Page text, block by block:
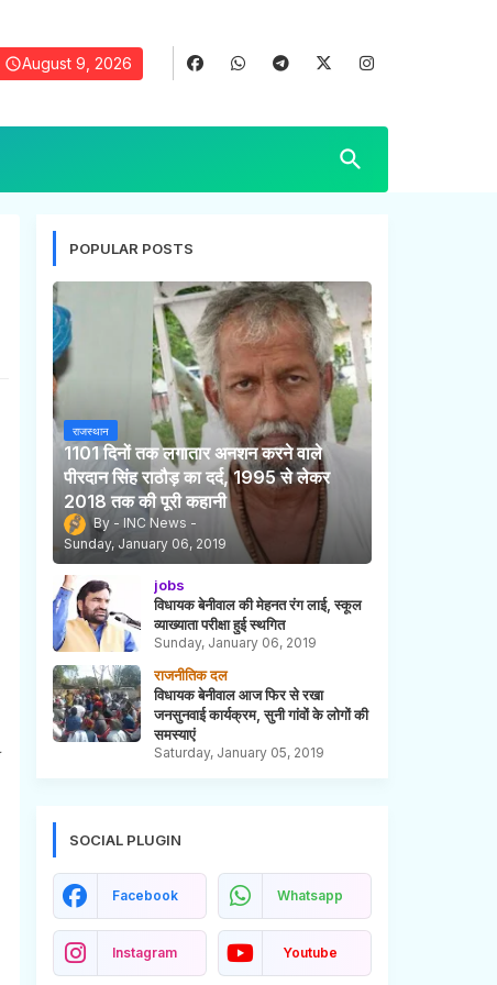
August 9, 2026
POPULAR POSTS
राजस्थान
1101 दिनों तक लगातार अनशन करने वाले
पीरदान सिंह राठौड़ का दर्द, 1995 से लेकर
2018 तक की पूरी कहानी
INC News
Sunday, January 06, 2019
jobs
विधायक बेनीवाल की मेहनत रंग लाई, स्कूल
व्याख्याता परीक्षा हुई स्थगित
Sunday, January 06, 2019
राजनीतिक दल
विधायक बेनीवाल आज फिर से रखा
जनसुनवाई कार्यक्रम, सुनी गांवों के लोगों की
समस्याएं
Saturday, January 05, 2019
SOCIAL PLUGIN
Facebook Whatsapp
Instagram Youtube